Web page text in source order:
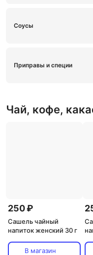
Соусы
Приправы и специи
Чай, кофе,
250 ₽
Сашель чайный
напиток женский 30 г
В магазин